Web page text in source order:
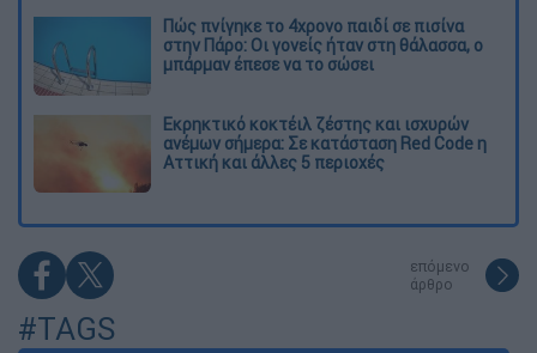
Πώς πνίγηκε το 4χρονο παιδί σε πισίνα
στην Πάρο: Οι γονείς ήταν στη θάλασσα, ο
μπάρμαν έπεσε να το σώσει
Εκρηκτικό κοκτέιλ ζέστης και ισχυρών
ανέμων σήμερα: Σε κατάσταση Red Code η
Αττική και άλλες 5 περιοχές
επόμενο
άρθρο
#TAGS